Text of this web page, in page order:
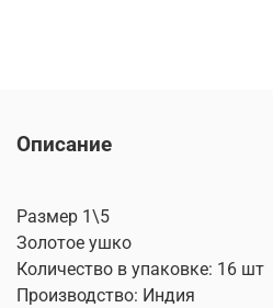
Описание
Размер 1\5
Золотое ушко
Количество в упаковке: 16 шт
Производство: Индия